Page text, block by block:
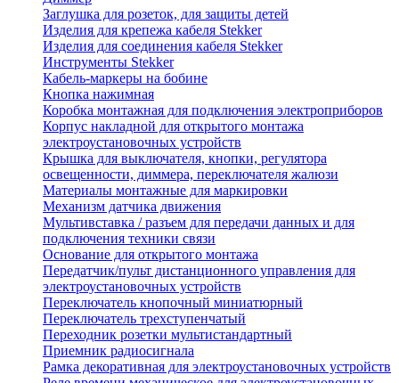
Заглушка для розеток, для защиты детей
Изделия для крепежа кабеля Stekker
Изделия для соединения кабеля Stekker
Инструменты Stekker
Кабель-маркеры на бобине
Кнопка нажимная
Коробка монтажная для подключения электроприборов
Корпус накладной для открытого монтажа
электроустановочных устройств
Крышка для выключателя, кнопки, регулятора
освещенности, диммера, переключателя жалюзи
Материалы монтажные для маркировки
Механизм датчика движения
Мультивставка / разъем для передачи данных и для
подключения техники связи
Основание для открытого монтажа
Передатчик/пульт дистанционного управления для
электроустановочных устройств
Переключатель кнопочный миниатюрный
Переключатель трехступенчатый
Переходник розетки мультистандартный
Приемник радиосигнала
Рамка декоративная для электроустановочных устройств